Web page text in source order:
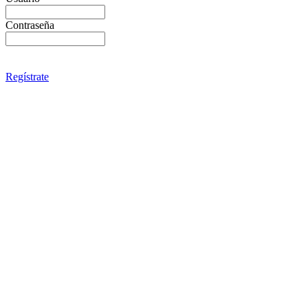
Contraseña
Regístrate